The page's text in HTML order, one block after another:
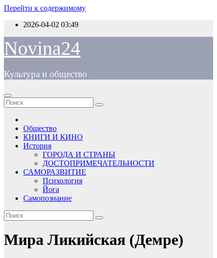
Перейти к содержимому
2026-04-02 03:49
Novina24
Культура и общество
Общество
КНИГИ И КИНО
История
ГОРОДА И СТРАНЫ
ДОСТОПРИМЕЧАТЕЛЬНОСТИ
САМОРАЗВИТИЕ
Психология
Йога
Самопознание
Мира Ликийская (Демре)